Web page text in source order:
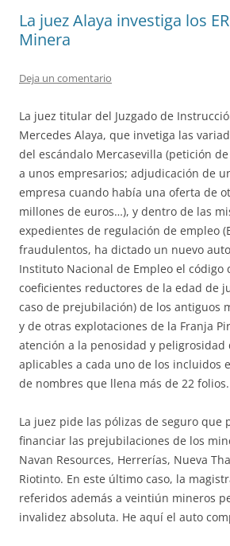
La juez Alaya investiga los
Minera
Deja un comentario
La juez titular del Juzgado de
Mercedes Alaya, que invetiga las
del escándalo Mercasevilla (petición
a unos empresarios; adjudicación de
empresa cuando había una oferta de
millones de euros…), y dentro de las
expedientes de regulación de empleo
fraudulentos, ha dictado un nuevo
Instituto Nacional de Empleo el código
coeficientes reductores de la edad de
caso de prejubilación) de los antiguos
y de otras explotaciones de la Franja
atención a la penosidad y peligrosidad
aplicables a cada uno de los incluidos
de nombres que llena más de 22 folios.
La juez pide las pólizas de seguro que
financiar las prejubilaciones de los
Navan Resources, Herrerías, Nueva
Riotinto. En este último caso, la
referidos además a veintiún mineros
invalidez absoluta. He aquí el auto